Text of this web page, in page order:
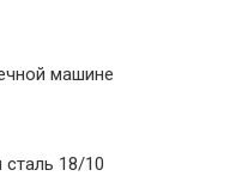
машине
18/10